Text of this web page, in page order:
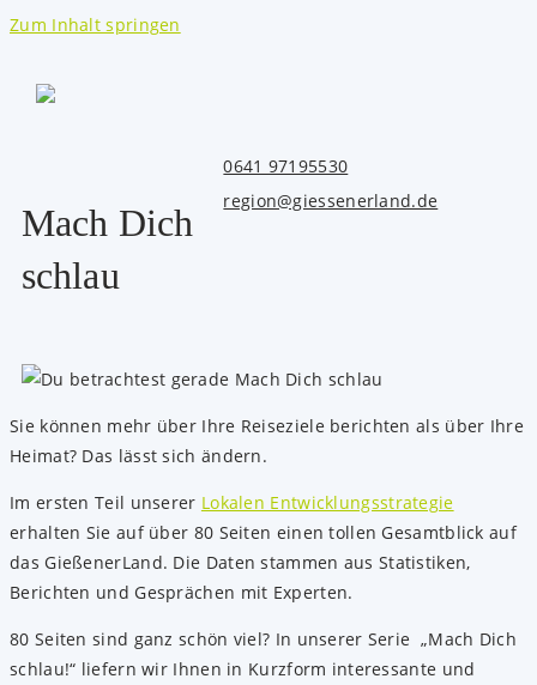
Zum Inhalt springen
0641 97195530
region@giessenerland.de
Mach Dich
schlau
Sie können mehr über Ihre Reiseziele berichten als über Ihre
Heimat? Das lässt sich ändern.
Im ersten Teil unserer Lokalen Entwicklungsstrategie
erhalten Sie auf über 80 Seiten einen tollen Gesamtblick auf
das GießenerLand. Die Daten stammen aus Statistiken,
Berichten und Gesprächen mit Experten.
80 Seiten sind ganz schön viel? In unserer Serie „Mach Dich
schlau!“ liefern wir Ihnen in Kurzform interessante und